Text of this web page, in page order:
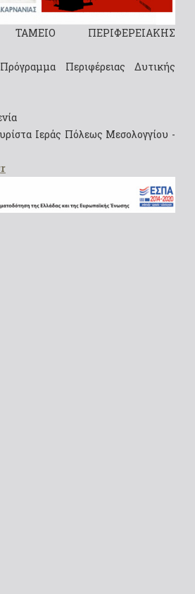
ΤΑΜΕΙΟ ΠΕΡΙΦΕΡΕΙΑΚΗΣ
Πρόγραμμα Περιφέρειας Δυτικής
Ιεράς Πόλεως Μεσολογγίου -